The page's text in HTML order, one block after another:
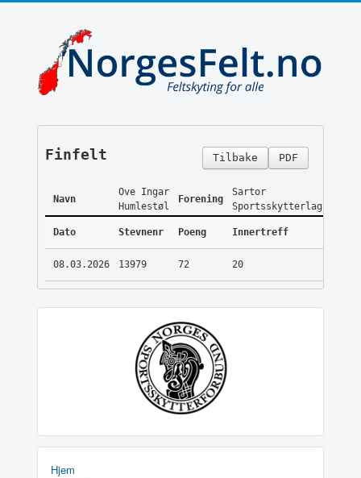
PDF
Tilbake
Finfelt
Navn
Ove Ingar
Humlestøl
Forening
Sartor
Sportsskytterlag
Dato Stevnenr Poeng Innertreff
08.03.2026 13979 72 20
Hjem